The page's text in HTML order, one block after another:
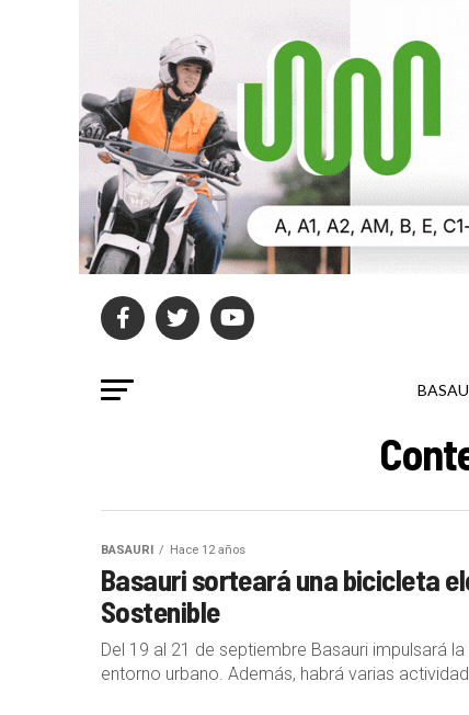
BASAURI Hace 12 años
Basauri sorteará una bicicleta
Sostenible
Del 19 al 21 de septiembre Basauri impulsará
entorno urbano. Además, habrá varias